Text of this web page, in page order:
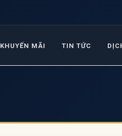
KHUYẾN MÃI TIN TỨC